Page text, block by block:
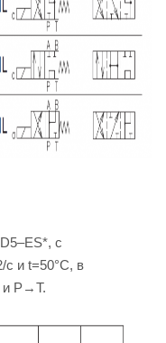
с
и t=50°C, в
и P→T.